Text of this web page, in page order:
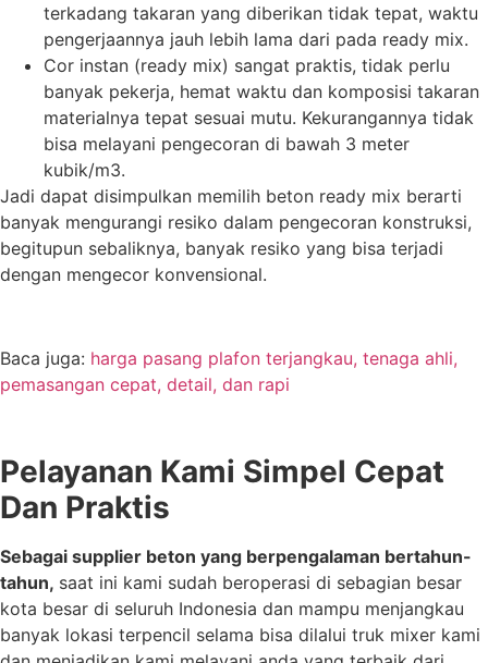
terkadang takaran yang diberikan tidak tepat, waktu
pengerjaannya jauh lebih lama dari pada ready mix.
Cor instan (ready mix) sangat praktis, tidak perlu
banyak pekerja, hemat waktu dan komposisi takaran
materialnya tepat sesuai mutu. Kekurangannya tidak
bisa melayani pengecoran di bawah 3 meter
kubik/m3.
Jadi dapat disimpulkan memilih beton ready mix berarti
banyak mengurangi resiko dalam pengecoran konstruksi,
begitupun sebaliknya, banyak resiko yang bisa terjadi
dengan mengecor konvensional.
Baca juga: harga pasang plafon terjangkau, tenaga ahli,
pemasangan cepat, detail, dan rapi
Pelayanan Kami Simpel Cepat
Dan Praktis
Sebagai supplier beton yang berpengalaman bertahun-
tahun, saat ini kami sudah beroperasi di sebagian besar
kota besar di seluruh Indonesia dan mampu menjangkau
banyak lokasi terpencil selama bisa dilalui truk mixer kami